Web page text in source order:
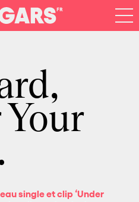
Your
single et clip‘Under